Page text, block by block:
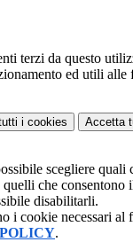
terzi da questo
ed utili alle
i cookies Accetta
scegliere quali
che consentono
disabilitarli.
i cookie necessari al
.